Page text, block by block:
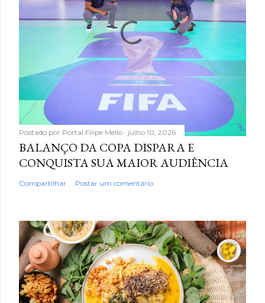
Postado por Portal Filipe Mello julho 10, 2026
BALANÇO DA COPA DISPARA E
CONQUISTA SUA MAIOR AUDIÊNCIA
Compartilhar Postar um comentário